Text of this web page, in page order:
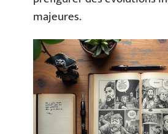
majeures.